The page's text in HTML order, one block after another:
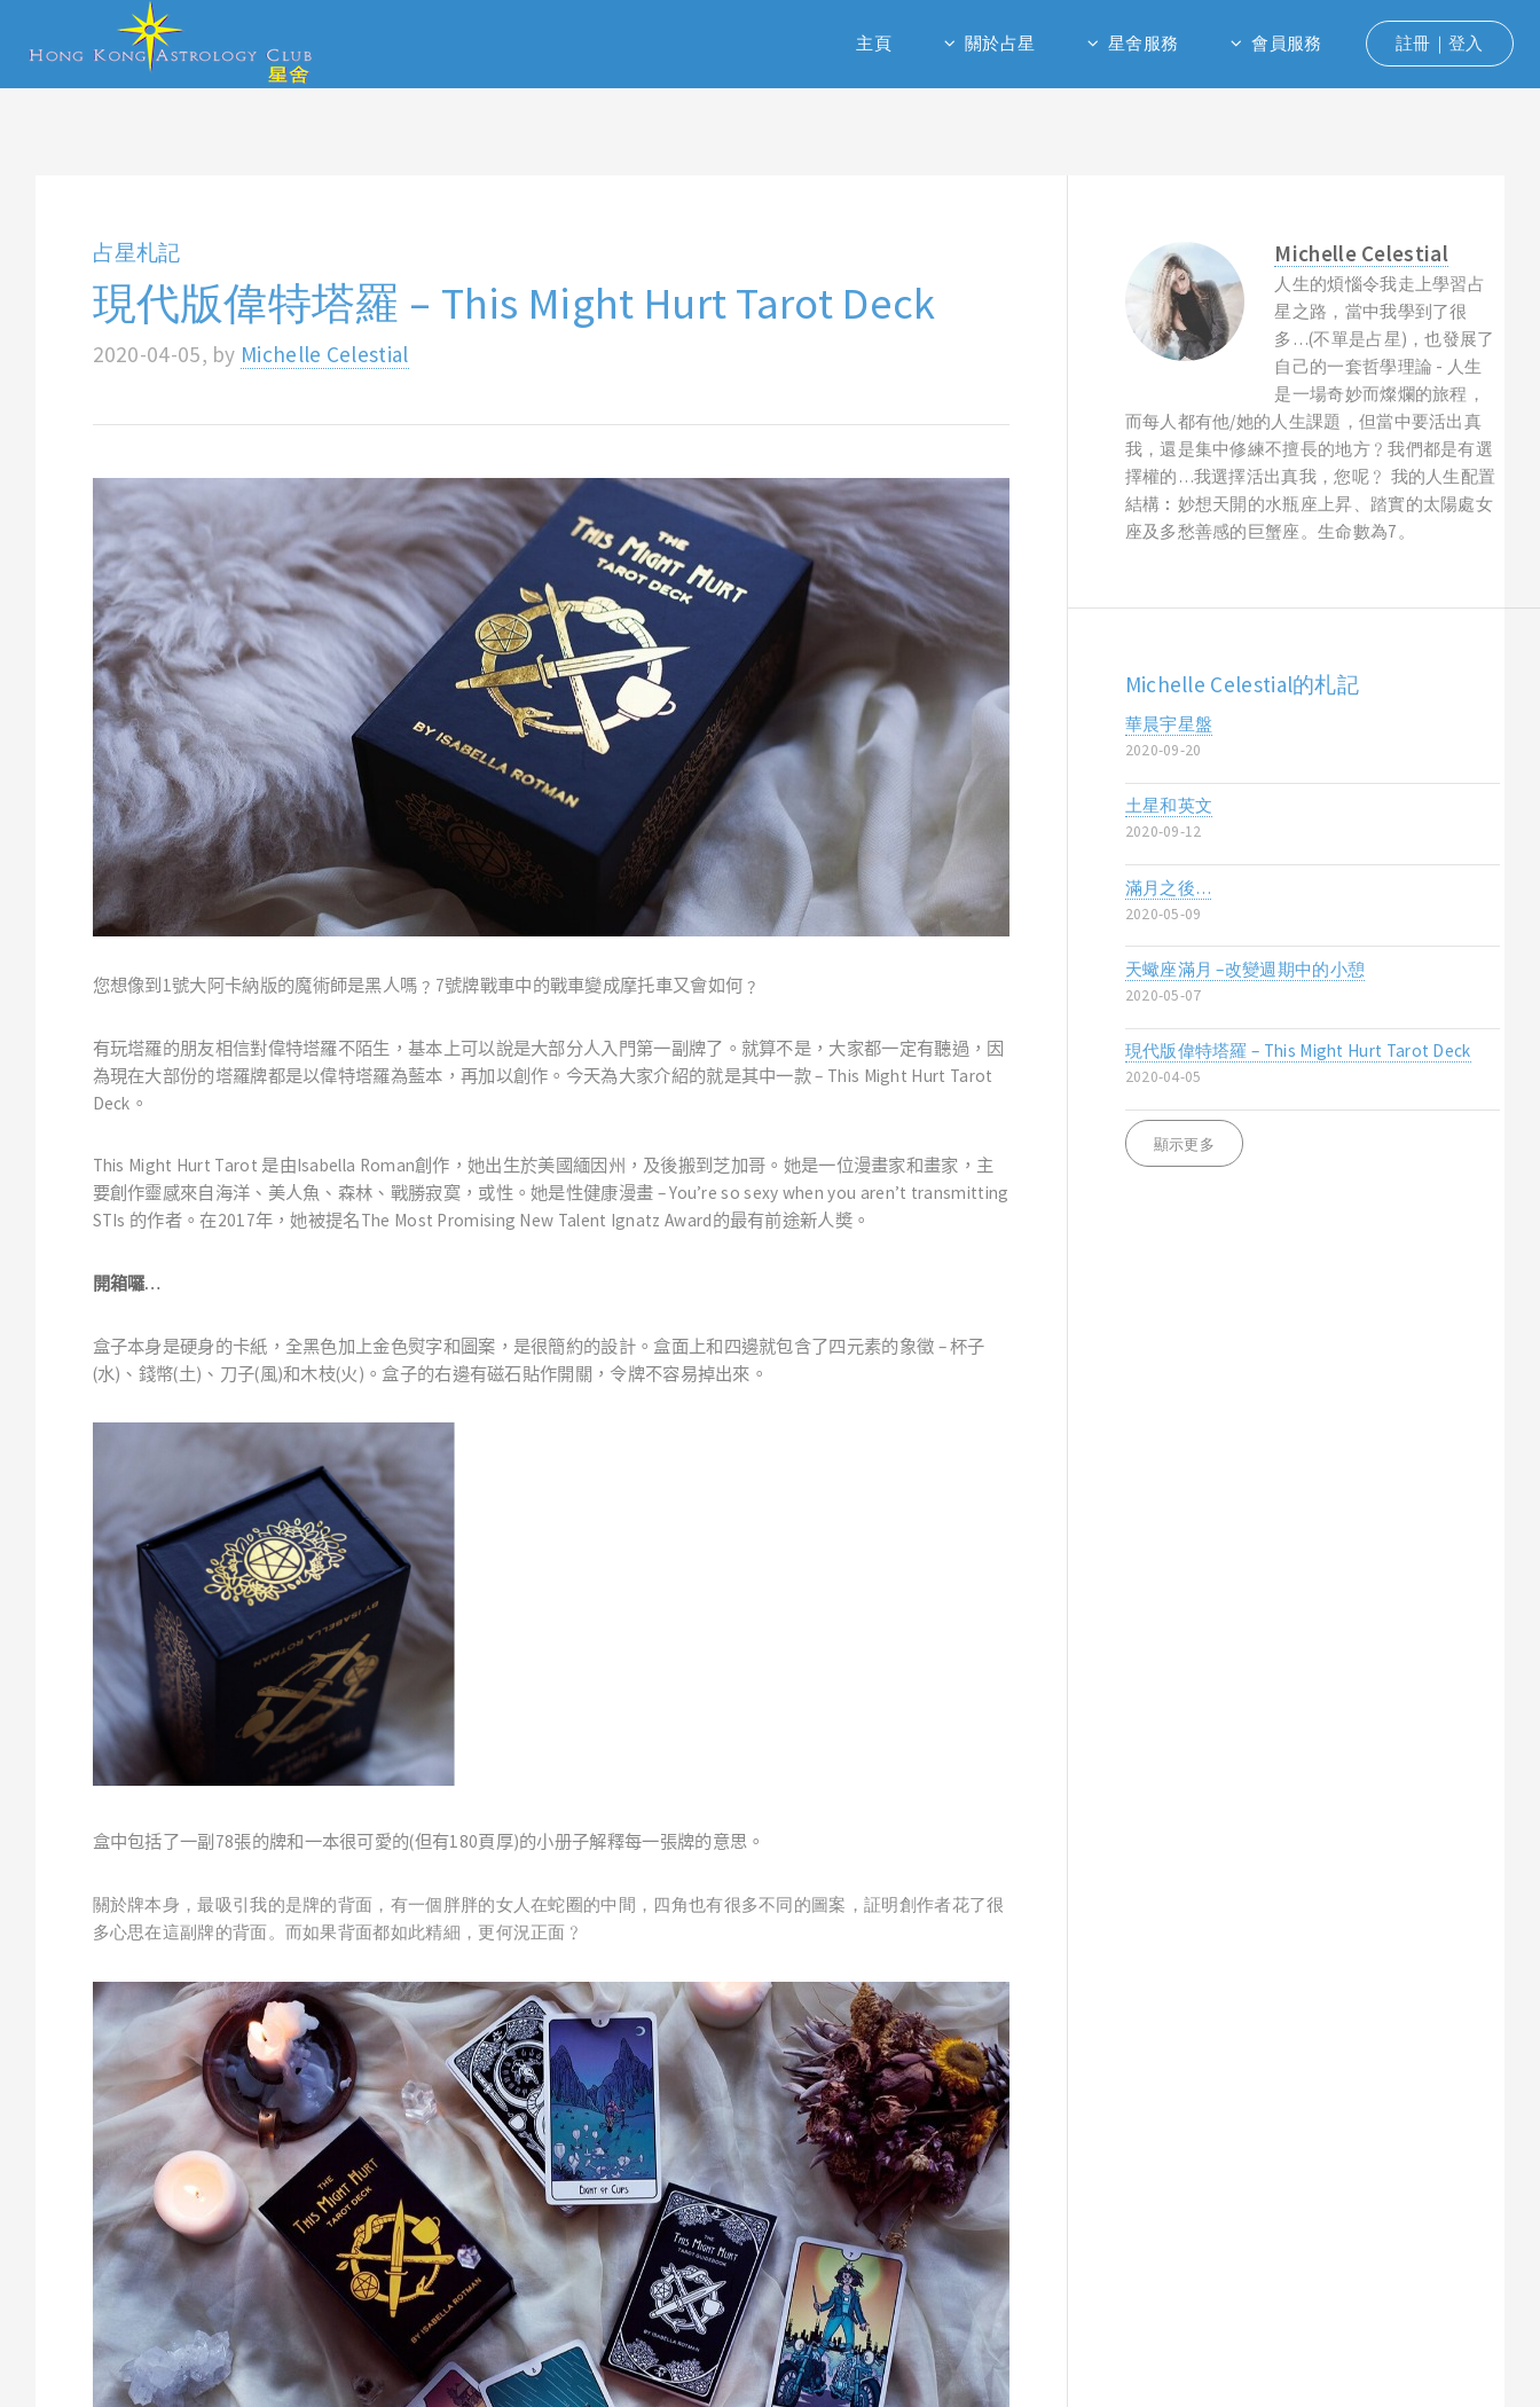
主頁 關於占星 星舍服務 會員服務 註冊｜登入
占星札記
現代版偉特塔羅 – This Might Hurt Tarot Deck
2020-04-05, by Michelle Celestial
您想像到1號大阿卡納版的魔術師是黑人嗎﹖ 7號牌戰車中的戰車變成摩托車又會如何﹖
有玩塔羅的朋友相信對偉特塔羅不陌生，基本上可以說是大部分人入門第一副牌了。就算不是，大家都一定有聽過，因
為現在大部份的塔羅牌都是以偉特塔羅為藍本，再加以創作。今天為大家介紹的就是其中一款– This Might Hurt Tarot
Deck 。
This Might Hurt Tarot 是由Isabella Roman創作，她出生於美國緬因州 ，及後搬到芝加哥 。她是一位漫畫家和畫家，主
要創作靈感來自海洋、美人魚、森林、戰勝寂寞，或性。她是性健康漫畫 – You’re so sexy when you aren’t transmitting
STIs 的作者。在2017年，她被提名The Most Promising New Talent Ignatz Award的最有前途新人奬。
開箱囉…
盒子本身是硬身的卡紙，全黑色加上金色熨字和圖案，是很簡約的設計。盒面上和四邊就包含了四元素的象徵 –杯子
(水) 、錢幣(土) 、刀子(風)和木枝(火) 。盒子的右邊有磁石貼作開關，令牌不容易掉出來。
盒中包括了一副 78張的牌和一本很可愛的(但有180頁厚)的小册子解釋每一張牌的意思。
關於牌本身，最吸引我的是牌的背面，有一個胖胖的女人在蛇圈的中間，四角也有很多不同的圖案，証明創作者花了很
多心思在這副牌的背面。而如果背面都如此精細，更何況正面﹖
Michelle Celestial
人生的煩惱令我走上學習占
星之路，當中我學到了很
多…(不單是占星)，也發展了
自己的一套哲學理論 - 人生
是一場奇妙而燦爛的旅程，
而每人都有他/她的人生課題，但當中要活出真
我，還是集中修練不擅長的地方﹖我們都是有選
擇權的…我選擇活出真我，您呢﹖ 我的人生配置
結構︰妙想天開的水瓶座上昇、踏實的太陽處女
座及多愁善感的巨蟹座。生命數為7。
Michelle Celestial的札記
華晨宇星盤
2020-09-20
土星和英文
2020-09-12
滿月之後…
2020-05-09
天蠍座滿月 –改變週期中的小憩
2020-05-07
現代版偉特塔羅 – This Might Hurt Tarot Deck
2020-04-05
顯示更多